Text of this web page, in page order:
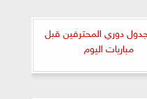
دوري المحترفين قبل
مباريات اليوم